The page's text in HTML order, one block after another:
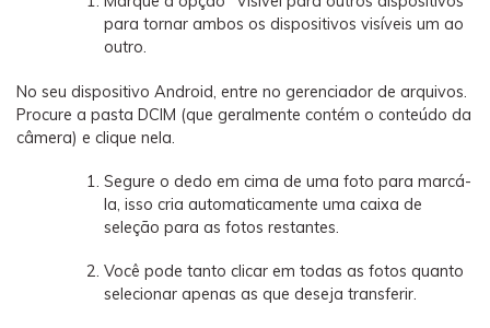
para tornar ambos os dispositivos visíveis um ao
outro.
No seu dispositivo Android, entre no gerenciador de arquivos.
Procure a pasta DCIM (que geralmente contém o conteúdo da
câmera) e clique nela.
Segure o dedo em cima de uma foto para marcá-
la, isso cria automaticamente uma caixa de
seleção para as fotos restantes.
Você pode tanto clicar em todas as fotos quanto
selecionar apenas as que deseja transferir.